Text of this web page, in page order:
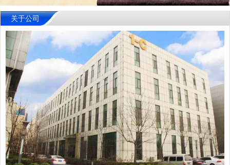
关于公司